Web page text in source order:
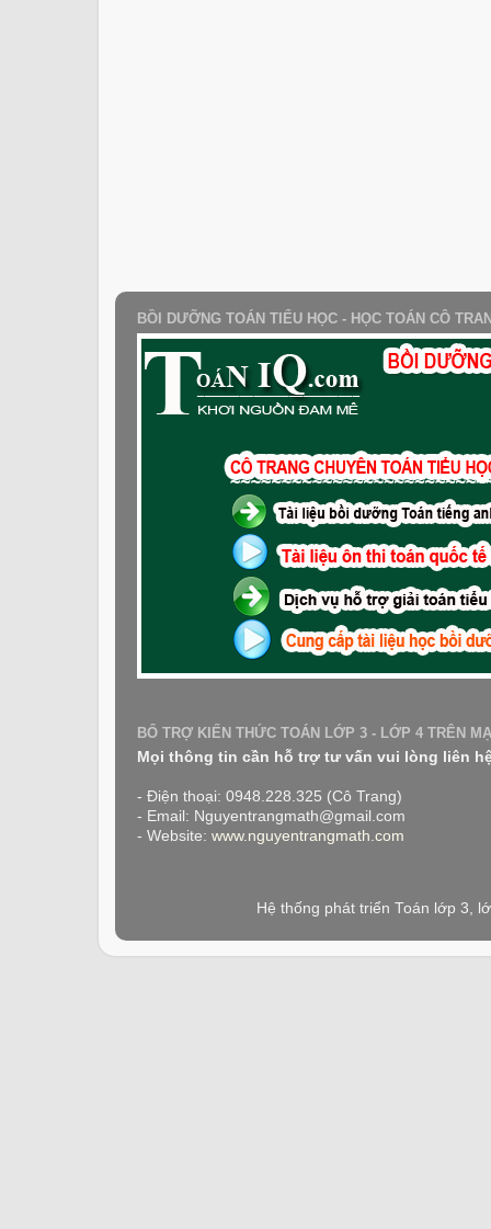
BỒI DƯỠNG TOÁN TIỂU HỌC - HỌC TOÁN CÔ
BỔ TRỢ KIẾN THỨC TOÁN LỚP 3 - LỚP 4 TRÊN
Mọi thông tin cần hỗ trợ tư vấn vui lòng liên
- Điện thoại: 0948.228.325 (Cô Trang)
- Email: Nguyentrangmath@gmail.com
- Website: www.nguyentrangmath.com
Hệ thống phát triển Toán lớp 3,